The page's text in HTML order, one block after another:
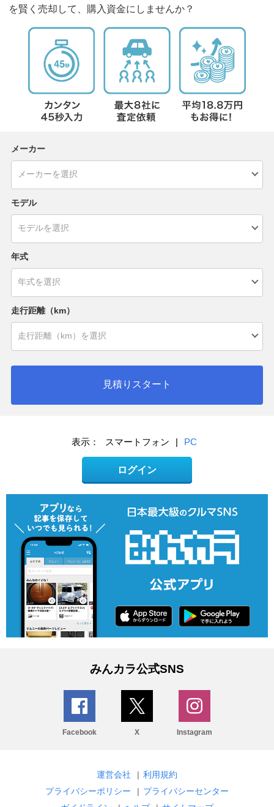
を賢く売却して、購入資金にしませんか？
メーカー
モデル
年式
走行距離（km）
見積りスタート
表示： スマートフォン | PC
ログイン
みんカラ公式SNS
Facebook X Instagram
運営会社 | 利用規約
プライバシーポリシー
| プライバシーセンター